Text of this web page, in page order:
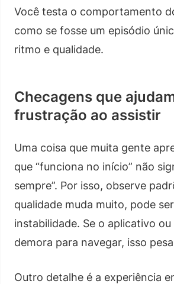
Você testa o comportamento
como se fosse um episódio
ritmo e qualidade.
Checagens que
frustração ao assistir
Uma coisa que muita gente
que “funciona no início” não
sempre”. Por isso, observe
qualidade muda muito, pode
instabilidade. Se o aplicativo
demora para navegar, isso
Outro detalhe é a experiência